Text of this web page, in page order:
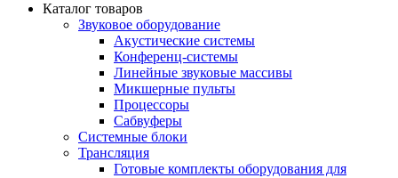
Каталог товаров
Звуковое оборудование
Акустические системы
Конференц-системы
Линейные звуковые массивы
Микшерные пульты
Процессоры
Сабвуферы
Системные блоки
Трансляция
Готовые комплекты оборудования для